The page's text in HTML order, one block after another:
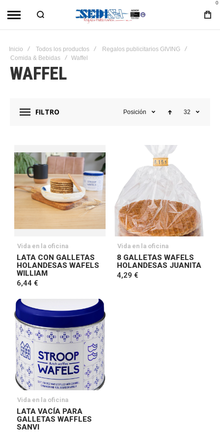
0
Inicio Todos los productos
Regalos publicitarios GIVING
Comida & Bebidas
Waffel
WAFFEL
FILTRO Posición 32
Vida en la oficina
LATA CON GALLETAS
HOLANDESAS WAFELS
WILLIAM
6,44 €
Vida en la oficina
8 GALLETAS WAFELS
HOLANDESAS JUANITA
4,29 €
Vida en la oficina
LATA VACÍA PARA
GALLETAS WAFFLES
SANVI